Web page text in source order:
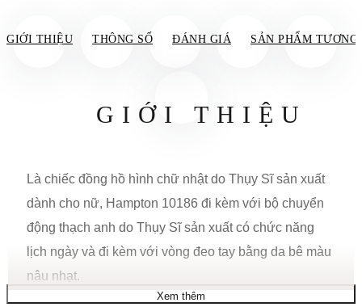
GIỚI THIỆU THÔNG SỐ ĐÁNH GIÁ SẢN PHẨM TƯƠNG
GIỚI THIỆU
Là chiếc đồng hồ hình chữ nhật do Thụy Sĩ sản xuất
dành cho nữ, Hampton 10186 đi kèm với bộ chuyển
động thạch anh do Thụy Sĩ sản xuất có chức năng
lịch ngày và đi kèm với vòng đeo tay bằng da bê màu
nâu nhạt.
Xem thêm